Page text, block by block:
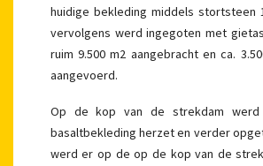
huidige bekleding middels stortsteen
vervolgens werd ingegoten met
ruim 9.500 m2 aangebracht en ca.
aangevoerd.
Op de kop van de strekdam werd
basaltbekleding herzet en verder
werd er op de op de kop van de